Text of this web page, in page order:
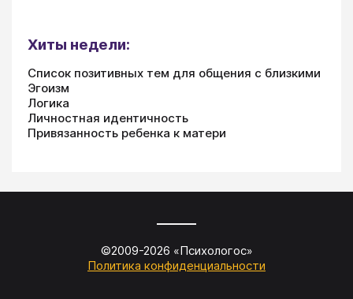
Хиты недели:
Список позитивных тем для общения с близкими
Эгоизм
Логика
Личностная идентичность
Привязанность ребенка к матери
©2009-2026 «Психологос»
Политика конфиденциальности